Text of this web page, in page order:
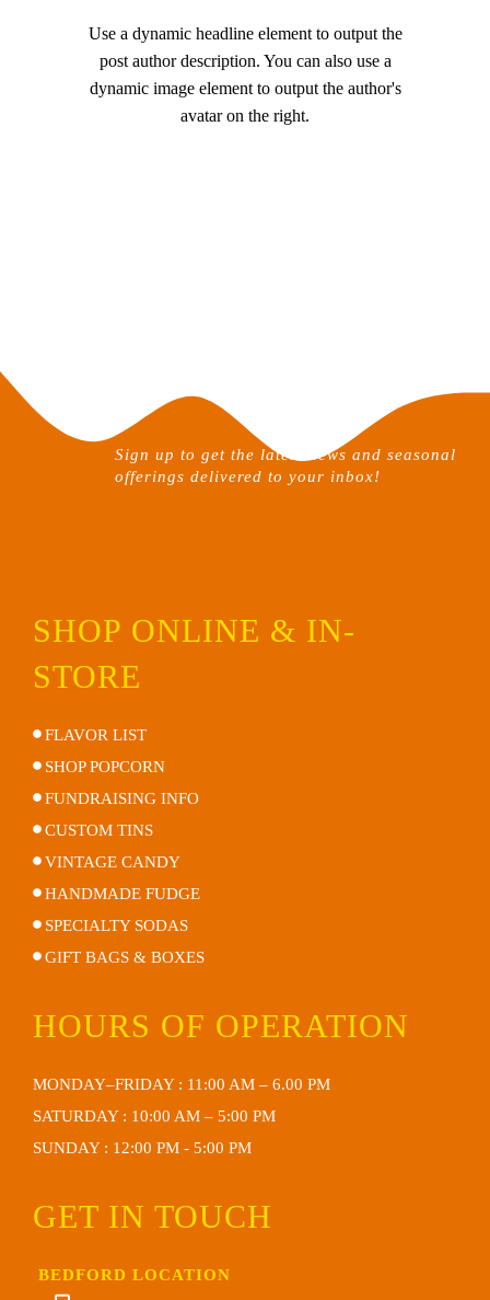
Use a dynamic headline element to output the
post author description. You can also use a
dynamic image element to output the author's
avatar on the right.
Sign up to get the latest news and seasonal
offerings delivered to your inbox!
SHOP ONLINE & IN-
STORE
FLAVOR LIST
SHOP POPCORN
FUNDRAISING INFO
CUSTOM TINS
VINTAGE CANDY
HANDMADE FUDGE
SPECIALTY SODAS
GIFT BAGS & BOXES
HOURS OF OPERATION
MONDAY–FRIDAY : 11:00 AM – 6.00 PM
SATURDAY : 10:00 AM – 5:00 PM
SUNDAY : 12:00 PM - 5:00 PM
GET IN TOUCH
BEDFORD LOCATION